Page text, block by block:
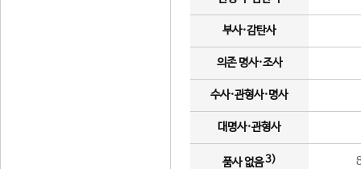
부사·감탄사
의존 명사·조사
수사·관형사·명사
대명사·관형사
품사 없음3)